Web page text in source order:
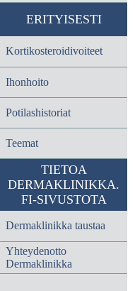
ERITYISESTI
Kortikosteroidivoiteet
Ihonhoito
Potilashistoriat
Teemat
TIETOA
DERMAKLINIKKA.
FI-SIVUSTOTA
Dermaklinikka taustaa
Yhteydenotto
Dermaklinikka